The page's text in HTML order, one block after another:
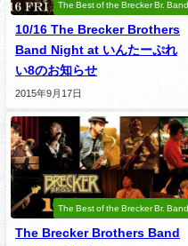
The Best of the Brecker Br. Band
10/16 The Brecker Brothers
Band Night at いんたーぷれ
い8のお知らせ
2015年9月17日
The Best of the Brecker Br. Band
The Brecker Brothers Band